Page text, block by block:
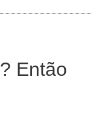
Então